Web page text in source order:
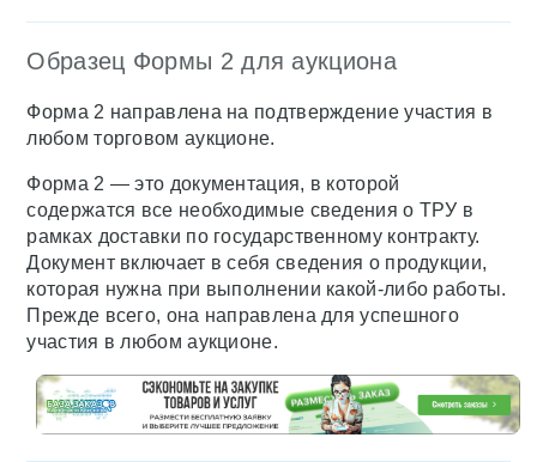
Образец Формы 2 для аукциона
Форма 2 направлена на подтверждение участия в
любом торговом аукционе.
Форма 2 — это документация, в которой
содержатся все необходимые сведения о ТРУ в
рамках доставки по государственному контракту.
Документ включает в себя сведения о продукции,
которая нужна при выполнении какой-либо работы.
Прежде всего, она направлена для успешного
участия в любом аукционе.